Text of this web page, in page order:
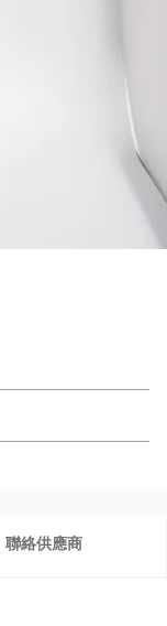
聯絡供應商